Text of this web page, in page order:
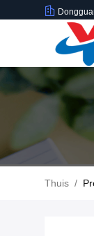
Thuis /